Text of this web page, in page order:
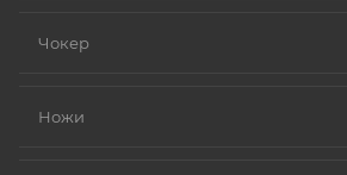
Золото (особенно высокой
Платина.
Чокер
Ножи